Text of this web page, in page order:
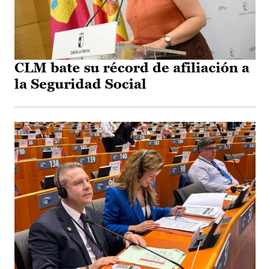
CLM bate su récord de afiliación a
la Seguridad Social